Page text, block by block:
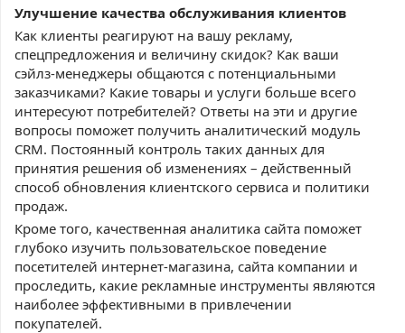
Улучшение качества обслуживания клиентов
Как клиенты реагируют на вашу рекламу,
спецпредложения и величину скидок? Как ваши
сэйлз-менеджеры общаются с потенциальными
заказчиками? Какие товары и услуги больше всего
интересуют потребителей? Ответы на эти и другие
вопросы поможет получить аналитический модуль
CRM. Постоянный контроль таких данных для
принятия решения об изменениях – действенный
способ обновления клиентского сервиса и политики
продаж.
Кроме того, качественная аналитика сайта поможет
глубоко изучить пользовательское поведение
посетителей интернет-магазина, сайта компании и
проследить, какие рекламные инструменты являются
наиболее эффективными в привлечении
покупателей.